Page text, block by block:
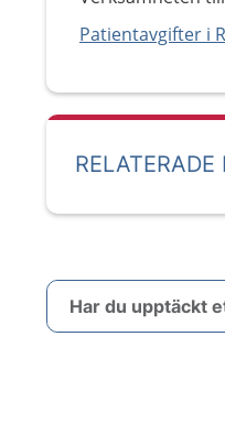
Patientavgifter i
Har du upptäckt